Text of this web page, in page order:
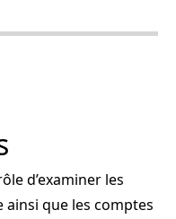
d’examiner les
ainsi que les comptes